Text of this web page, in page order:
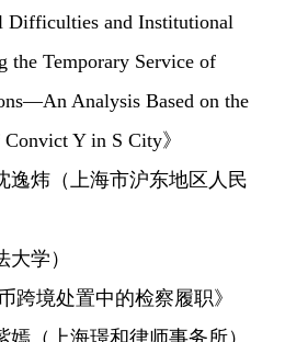
and Institutional
the Temporary Service of
Analysis Based on the
Y in S City》
炜（上海市沪东地区人民
学）
境处置中的检察履职》